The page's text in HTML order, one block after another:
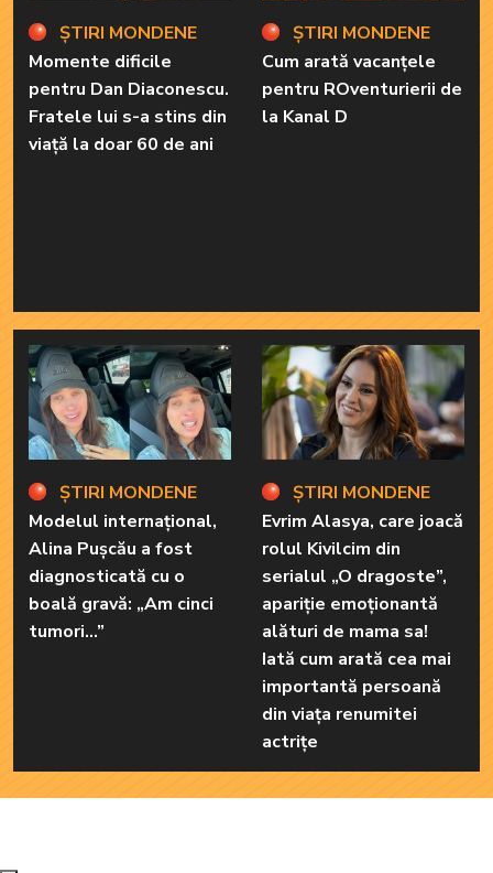
ȘTIRI MONDENE
Momente dificile
pentru Dan Diaconescu.
Fratele lui s-a stins din
viață la doar 60 de ani
ȘTIRI MONDENE
Modelul internațional,
Alina Pușcău a fost
diagnosticată cu o
boală gravă: „Am cinci
tumori...”
ȘTIRI MONDENE
Cum arată vacanțele
pentru ROventurierii de
la Kanal D
ȘTIRI MONDENE
Evrim Alasya, care joacă
rolul Kivilcim din
serialul „O dragoste”,
apariție emoționantă
alături de mama sa!
Iată cum arată cea mai
importantă persoană
din viața renumitei
actrițe